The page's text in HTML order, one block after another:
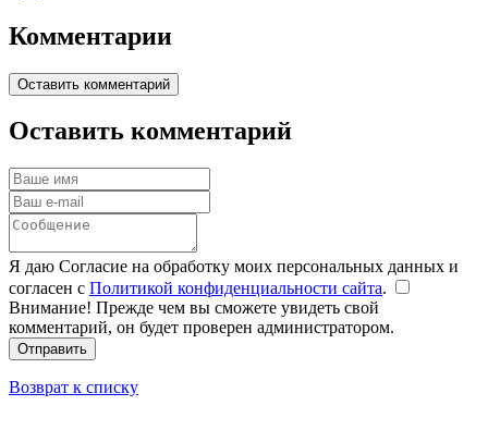
Комментарии
Оставить комментарий
Оставить комментарий
Я даю Согласие на обработку моих персональных данных и
согласен с Политикой конфиденциальности сайта.
Внимание! Прежде чем вы сможете увидеть свой
комментарий, он будет проверен администратором.
Отправить
Возврат к списку